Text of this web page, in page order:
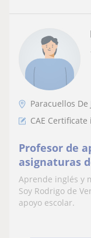
Paracuellos De
CAE
Profesor de
asignaturas
Aprende inglés y
Soy Rodrigo de
apoyo escolar.